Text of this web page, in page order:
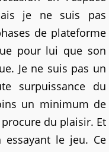
je ne suis pas
de plateforme
pour lui que son
Je ne suis pas un
surpuissance du
un minimum de
du plaisir. Et
le jeu. Ce